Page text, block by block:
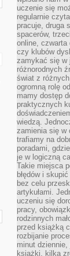
uczenie się
regularnie
pracuje, druga
spacerów,
online, czwarta
czy klubów
zamykać się w
różnorodnych
świat z
ogromną rolę
mamy dostęp
praktycznych
wiedzą.
zamienia się w
trafiamy na
poradami,
je w logiczną
Takie miejsca
błędów i
bez celu
artykułami.
uczeniu się
pracy,
rodzinnych
przed książką
rozbijanie
minut dziennie,
książki, kilka